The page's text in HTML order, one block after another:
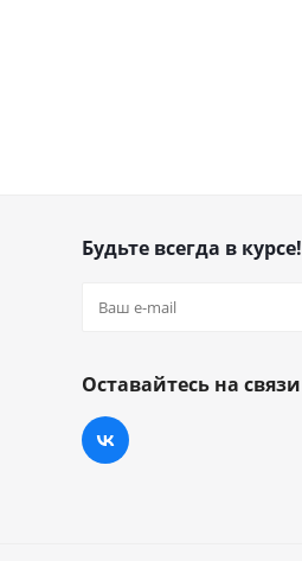
Будьте всегда в курсе!
Оставайтесь на связи